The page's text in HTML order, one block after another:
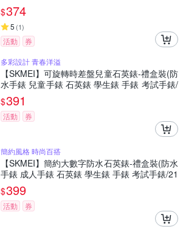
$374
5 (1)
活動
券
多彩設計 青春洋溢
【SKMEI】可旋轉時差盤兒童石英錶-禮盒裝(防
水手錶 兒童手錶 石英錶 學生錶 手錶 考試手錶/
2151)
$391
活動 券
簡約風格 時尚百搭
【SKMEI】簡約大數字防水石英錶-禮盒裝(防水
手錶 成人手錶 石英錶 學生錶 手錶 考試手錶/21
08)
$399
活動 券